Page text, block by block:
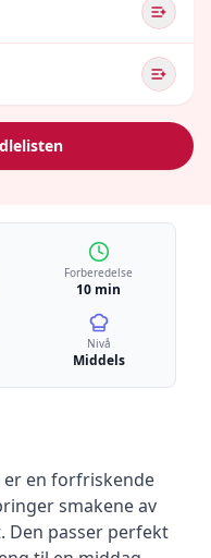
Forberedelse
10 min
Nivå
Middels
en forfriskende
smakene av
Den passer perfekt